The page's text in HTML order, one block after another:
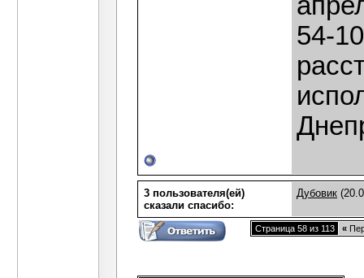
54-
3 пользователя(ей)
сказали cпасибо:
Дубовик
Страница 58 из 113 «